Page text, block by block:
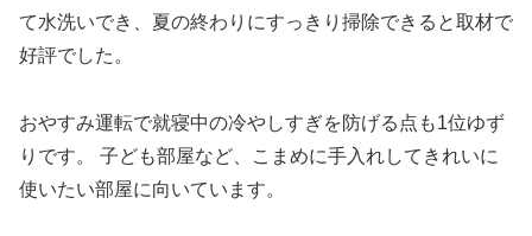
て水洗いでき、夏の終わりにすっきり掃除できると取材で
好評でした。
おやすみ運転で就寝中の冷やしすぎを防げる点も1位ゆず
りです。 子ども部屋など、こまめに手入れしてきれいに
使いたい部屋に向いています。